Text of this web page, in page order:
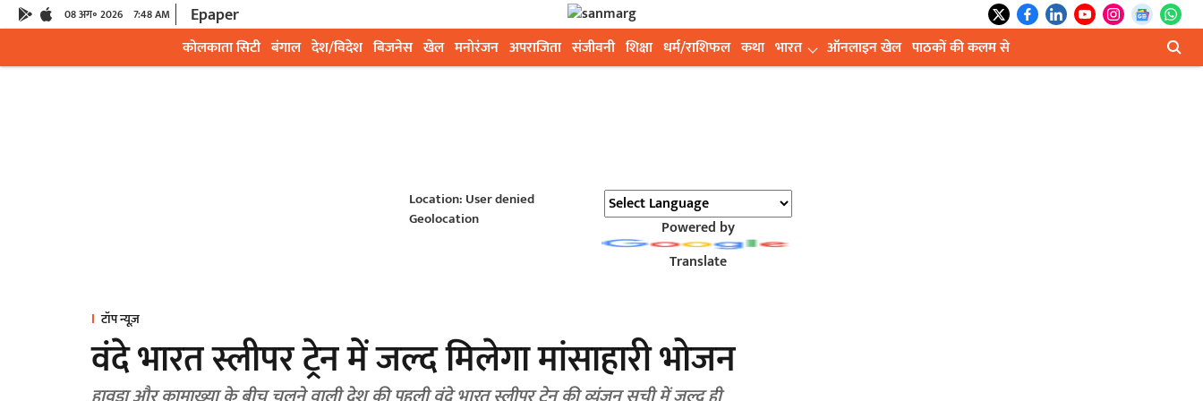
08 अग॰ 2026 7:48 AM Epaper
कोलकाता सिटी बंगाल देश/विदेश बिजनेस खेल मनोरंजन अपराजिता संजीवनी शिक्षा धर्म/राशिफल कथा भारत ऑनलाइन खेल पाठकों की कलम से
Location: User denied
Geolocation
Powered by
Translate
टॉप न्यूज़
वंदे भारत स्लीपर ट्रेन में जल्द मिलेगा मांसाहारी भोजन